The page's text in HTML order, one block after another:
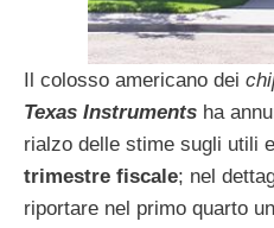
Il colosso americano dei
Texas Instruments ha
rialzo delle stime sugli utili
trimestre fiscale; nel
riportare nel primo quarto un